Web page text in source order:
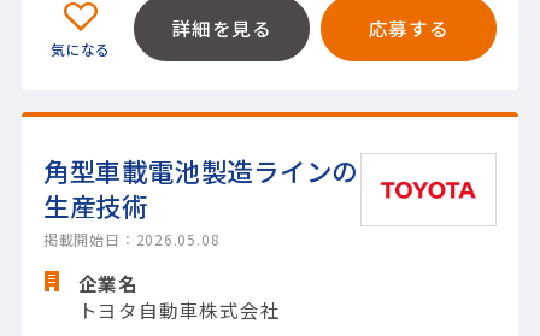
詳細を見る 応募する
角型車載電池製造ラインの
生産技術
掲載開始日：2026.05.08
企業名
トヨタ自動車株式会社